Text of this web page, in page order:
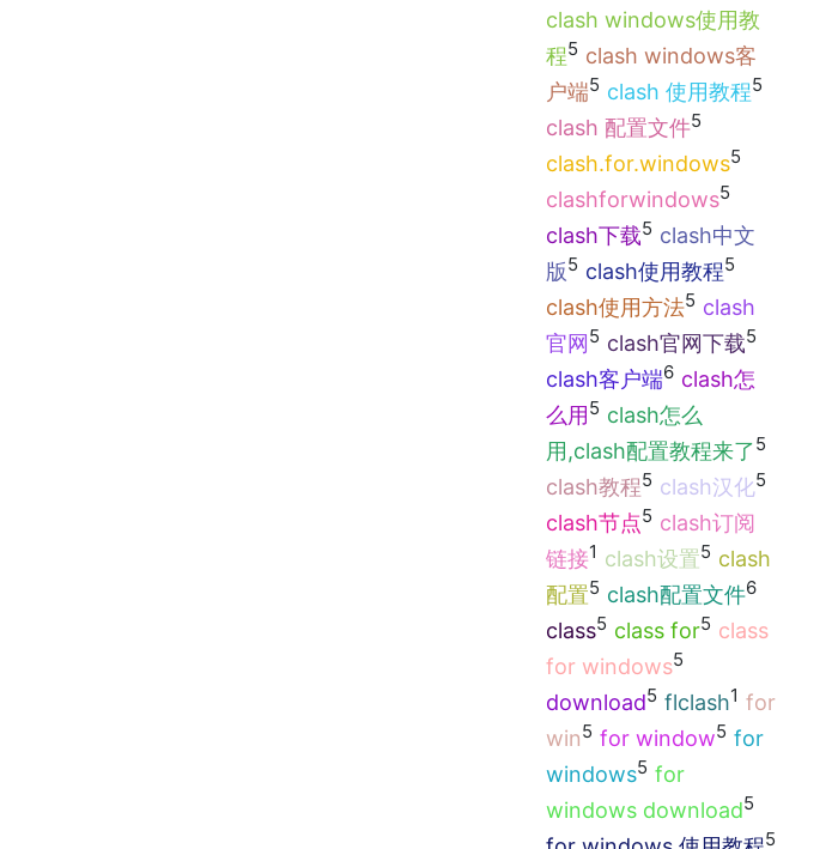
clash windows使用教
程5 clash windows客
户端5 clash 使用教程5
clash 配置文件5
clash.for.windows5
clashforwindows5
clash下载5 clash中文
版5 clash使用教程5
clash使用方法5 clash
官网 5 clash官网下载5
clash客户端6 clash怎
么用 5 clash怎么
用,clash配置教程来了5
clash教程5 clash汉化5
clash节点5 clash订阅
链接1 clash设置5 clash
配置5 clash配置文件6
class5 class for5 class
for windows5
download5 flclash1 for
win5 for window5 for
windows5 for
windows download5
5